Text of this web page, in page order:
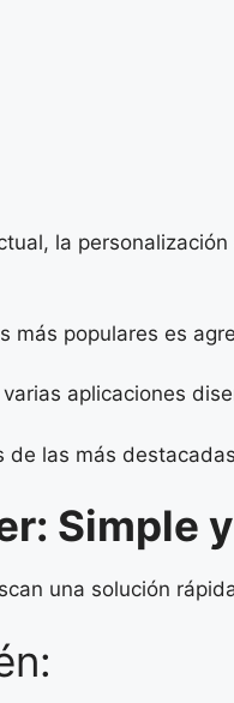
la
más populares es
aplicaciones
de las más
Simple
una solución